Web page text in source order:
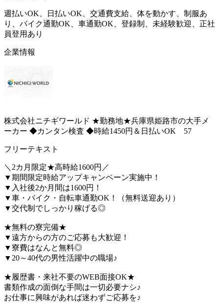
週払いOK、日払いOK、交通費支給、体を動かす、制服あ
り、バイク通勤OK、車通勤OK、登録制、未経験歓迎、正社
員登用あり
企業情報
株式会社ニチギワールド ★勤務地★兵庫県姫路市の大手メ
ーカー ◆カンタン検査 ◆時給1450円＆日払いOK 57
フリーテキスト
＼2カ月限定★高時給1600円／
▼期間限定時給アップキャンペーン実施中！
▼入社後2か月間は1600円！
▼車・バイク・自転車通勤OK！（無料送迎あり）
▼交代制でしっかり稼げる◎
★無料の寮完備★
▼遠方からの方のご応募も大歓迎！
▼寮費はなんと無料◎
▼20～40代の男性活躍中の職場♪
★履歴書・来社不要のWEB面接OK★
書類作成の面倒な手間は一切必要ナシ♪
お仕事に興味があれば迷わずご応募を♪